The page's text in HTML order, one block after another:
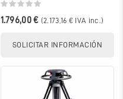
1.796,00 € (2.173,16 € IVA inc.)
SOLICITAR INFORMACIÓN